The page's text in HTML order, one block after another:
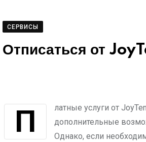
СЕРВИСЫ
Отписаться от
Платные услуги от JoyTenge.kz предоставляют пользователям
дополнительные
Однако, если